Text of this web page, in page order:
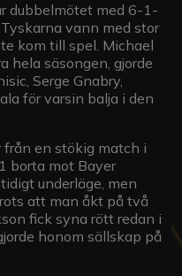
dubbelmötet med 6-1-
vann med stor
kom till spel. Michael
hela säsongen, gjorde
Serge Gnabry,
för varsin balja i den
en stökig match i
borta mot Bayer
underläge, men
att man åkt på två
fick syna rött redan i
honom sällskap på